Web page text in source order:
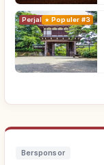
PerjalananPopuler #3
Bersponsor